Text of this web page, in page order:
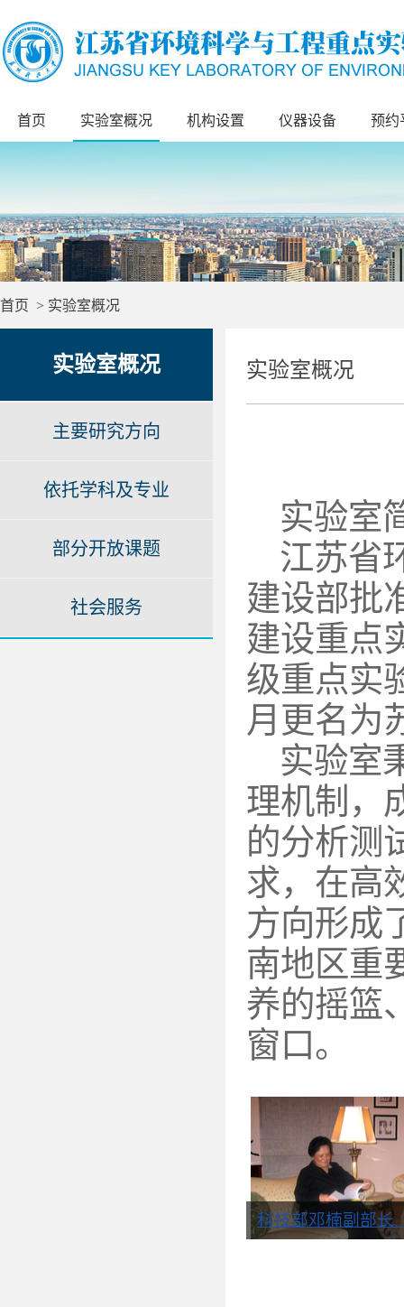
首页 实验室概况 机构设置 仪器设备 预约
首页 > 实验室概况
实验室概况
主要研究方向
依托学科及专业
部分开放课题
社会服务
实验室概况
实验室
江苏省
建设部批
建设重点
级重点实
月更名为
实验室
理机制，
的分析测
求，在高
方向形成
南地区重
养的摇篮
窗口。